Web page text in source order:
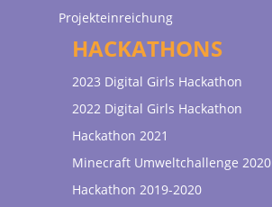
Projekteinreichung
HACKATHONS
2023 Digital Girls Hackathon
2022 Digital Girls Hackathon
Hackathon 2021
Minecraft Umweltchallenge 2020
Hackathon 2019-2020